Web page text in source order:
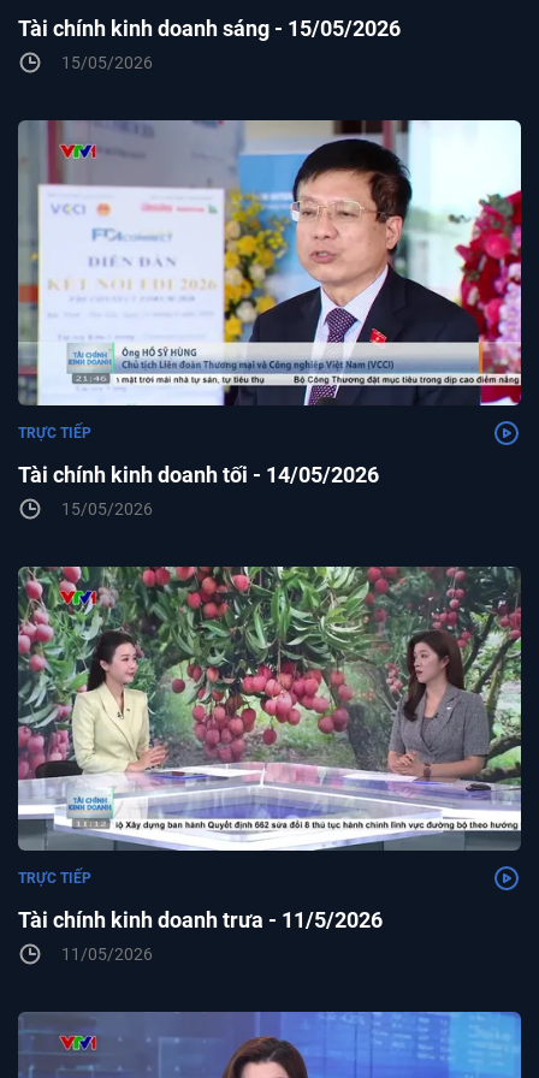
Tài chính kinh doanh sáng - 15/05/2026
15/05/2026
Tài chính kinh doanh tối - 14/05/2026
TRỰC TIẾP
15/05/2026
Tài chính kinh doanh trưa - 11/5/2026
TRỰC TIẾP
11/05/2026